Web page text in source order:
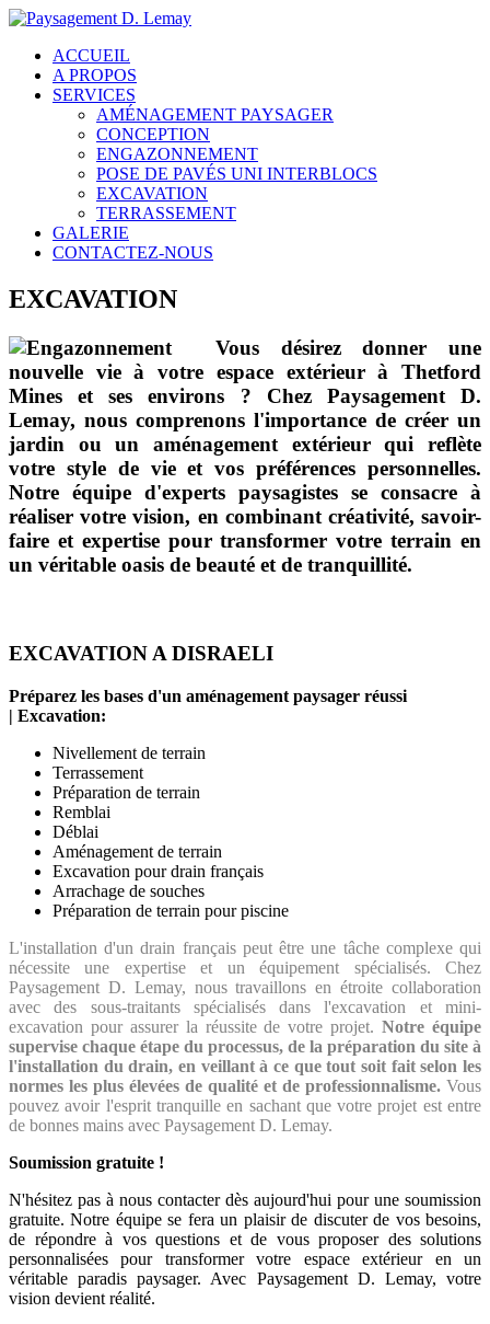
ACCUEIL
A PROPOS
SERVICES
AMÉNAGEMENT PAYSAGER
CONCEPTION
ENGAZONNEMENT
POSE DE PAVÉS UNI INTERBLOCS
EXCAVATION
TERRASSEMENT
GALERIE
CONTACTEZ-NOUS
EXCAVATION
Vous désirez donner une
nouvelle vie à votre espace extérieur à Thetford
Mines et ses environs ? Chez Paysagement D.
Lemay, nous comprenons l'importance de créer un
jardin ou un aménagement extérieur qui reflète
votre style de vie et vos préférences personnelles.
Notre équipe d'experts paysagistes se consacre à
réaliser votre vision, en combinant créativité, savoir-
faire et expertise pour transformer votre terrain en
un véritable oasis de beauté et de tranquillité.
EXCAVATION A DISRAELI
Préparez les bases d'un aménagement paysager réussi
| Excavation:
Nivellement de terrain
Terrassement
Préparation de terrain
Remblai
Déblai
Aménagement de terrain
Excavation pour drain français
Arrachage de souches
Préparation de terrain pour piscine
L'installation d'un drain français peut être une tâche complexe qui
nécessite une expertise et un équipement spécialisés. Chez
Paysagement D. Lemay, nous travaillons en étroite collaboration
avec des sous-traitants spécialisés dans l'excavation et mini-
excavation pour assurer la réussite de votre projet.Notre équipe
supervise chaque étape du processus, de la préparation du site à
l'installation du drain, en veillant à ce que tout soit fait selon les
normes les plus élevées de qualité et de professionnalisme. Vous
pouvez avoir l'esprit tranquille en sachant que votre projet est entre
de bonnes mains avec Paysagement D. Lemay.
Soumission gratuite !
N'hésitez pas à nous contacter dès aujourd'hui pour une soumission
gratuite. Notre équipe se fera un plaisir de discuter de vos besoins,
de répondre à vos questions et de vous proposer des solutions
personnalisées pour transformer votre espace extérieur en un
véritable paradis paysager. Avec Paysagement D. Lemay, votre
vision devient réalité.